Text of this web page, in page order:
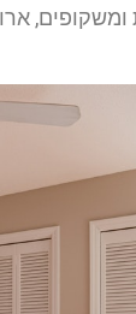
ומשקופים,